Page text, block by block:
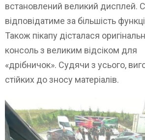
встановлений великий дисплей.
відповідатиме за більшість
Також пікапу дісталася
консоль з великим відсіком для
«дрібничок». Судячи з усього,
стійких до зносу матеріалів.